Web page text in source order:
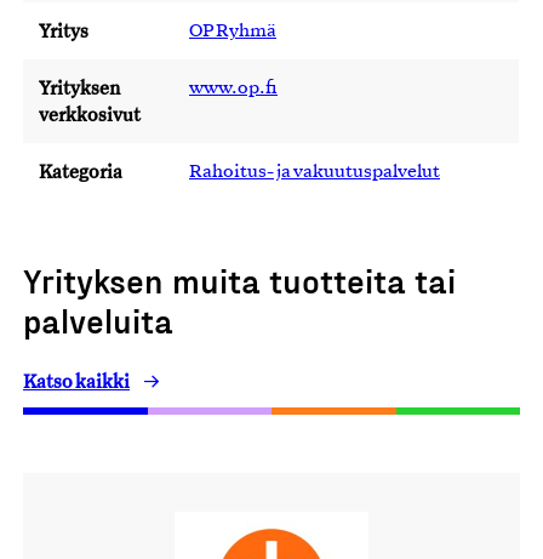
Yritys OP Ryhmä
Yrityksen
verkkosivut
www.op.fi
Kategoria Rahoitus- ja vakuutuspalvelut
Yrityksen muita tuotteita tai
palveluita
Katso kaikki